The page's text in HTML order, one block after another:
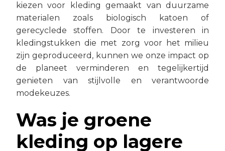
kiezen voor kleding gemaakt van duurzame
materialen zoals biologisch katoen of
gerecyclede stoffen. Door te investeren in
kledingstukken die met zorg voor het milieu
zijn geproduceerd, kunnen we onze impact op
de planeet verminderen en tegelijkertijd
genieten van stijlvolle en verantwoorde
modekeuzes.
Was je groene
kleding op lagere